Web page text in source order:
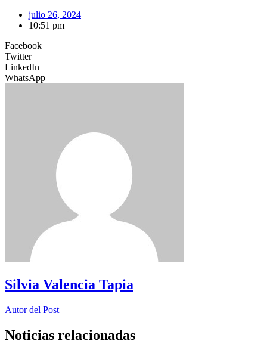
julio 26, 2024
10:51 pm
Facebook
Twitter
LinkedIn
WhatsApp
Silvia Valencia Tapia
Autor del Post
Noticias relacionadas